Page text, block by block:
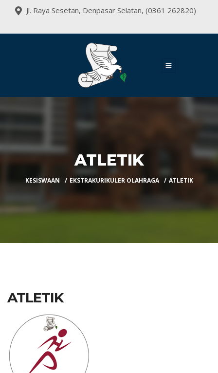
Jl. Raya Sesetan, Denpasar Selatan, (0361 262820)
ATLETIK
KESISWAAN EKSTRAKURIKULER OLAHRAGA ATLETIK
ATLETIK